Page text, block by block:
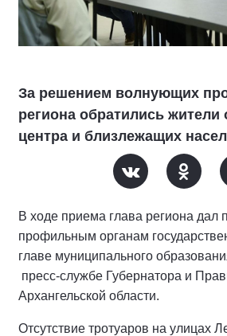
За решением волнующих
региона обратились жители
центра и близлежащих
В ходе приема глава региона дал
профильным органам
главе муниципального
пресс-службе Губернатора и
Архангельской области.
Отсутствие тротуаров на улицах